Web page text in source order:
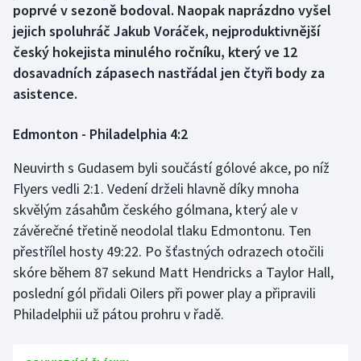
Dostihy
Florbal
Futsal
Golf
Gymnastika
Házená
Jezdectví
Judo
poprvé v sezoně bodoval. Naopak naprázdno vyšel
jejich spoluhráč Jakub Voráček, nejproduktivnější
český hokejista minulého ročníku, který ve 12
dosavadních zápasech nastřádal jen čtyři body za
asistence.
Edmonton - Philadelphia 4:2
Neuvirth s Gudasem byli součástí gólové akce, po níž
Flyers vedli 2:1. Vedení drželi hlavně díky mnoha
skvělým zásahům českého gólmana, který ale v
závěrečné třetině neodolal tlaku Edmontonu. Ten
přestřílel hosty 49:22. Po šťastných odrazech otočili
skóre během 87 sekund Matt Hendricks a Taylor Hall,
poslední gól přidali Oilers při power play a připravili
Philadelphii už pátou prohru v řadě.